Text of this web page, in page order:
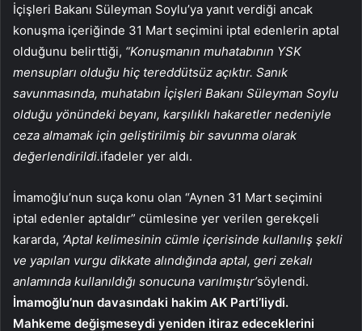
İçişleri Bakanı Süleyman Soylu’ya yanıt verdiği ancak
konuşma içeriğinde 31 Mart seçimini iptal edenlerin aptal
olduğunu belirttiği, “Konuşmanın muhatabının YSK
mensupları olduğu hiç tereddütsüz açıktır. Sanık
savunmasında, muhatabın İçişleri Bakanı Süleyman Soylu
olduğu yönündeki beyanı, karşılıklı hakaretler nedeniyle
ceza almamak için geliştirilmiş bir savunma olarak
değerlendirildi.ifadeler yer aldı.
İmamoğlu’nun suça konu olan “Aynen 31 Mart seçimini
iptal edenler aptaldır” cümlesine yer verilen gerekçeli
kararda, ‘Aptal kelimesinin cümle içerisinde kullanılış şekli
ve yapılan vurgu dikkate alındığında aptal, geri zekalı
anlamında kullanıldığı sonucuna varılmıştır’söylendi.
İmamoğlu’nun davasındaki hakim AK Parti’liydi.
Mahkeme değişmeseydi yeniden itiraz edeceklerini